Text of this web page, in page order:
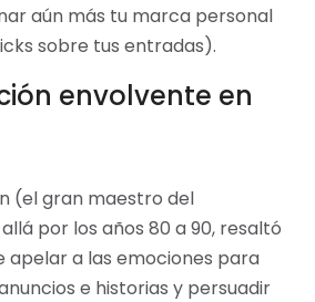
aún más tu marca personal
sobre tus entradas).
envolvente en
(el gran maestro del
por los años 80 a 90, resaltó
apelar a las emociones para
e historias y persuadir